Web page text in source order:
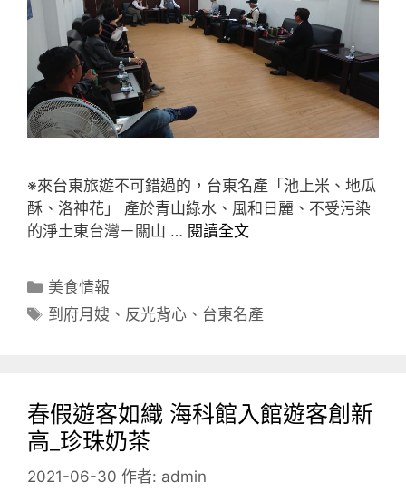
※來台東旅遊不可錯過的，台東名產「池上米、地瓜
酥、洛神花」 產於青山綠水、風和日麗、不受污染
的淨土東台灣－關山 … 閱讀全文
分
類
美食情報
標
到府月嫂 、 反光背心 、 台東名產
春假遊客如織 海科館入館遊客創新
高_珍珠奶茶
2021-06-30 作者: admin